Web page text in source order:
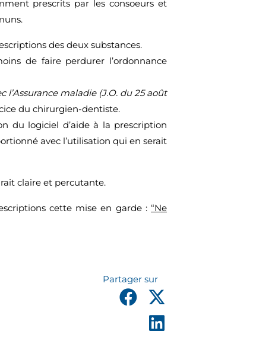
prescrits par les consoeurs et
des deux substances.
de faire perdurer l’ordonnance
maladie (J.O. du 25 août
du chirurgien-dentiste.
du logiciel d’aide à la prescription
avec l’utilisation qui en serait
claire et percutante.
cette mise en garde : “Ne